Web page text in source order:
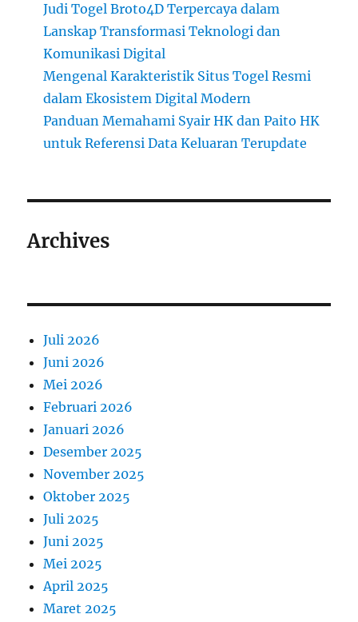
Judi Togel Broto4D Terpercaya dalam
Lanskap Transformasi Teknologi dan
Komunikasi Digital
Mengenal Karakteristik Situs Togel Resmi
dalam Ekosistem Digital Modern
Panduan Memahami Syair HK dan Paito HK
untuk Referensi Data Keluaran Terupdate
Archives
Juli 2026
Juni 2026
Mei 2026
Februari 2026
Januari 2026
Desember 2025
November 2025
Oktober 2025
Juli 2025
Juni 2025
Mei 2025
April 2025
Maret 2025